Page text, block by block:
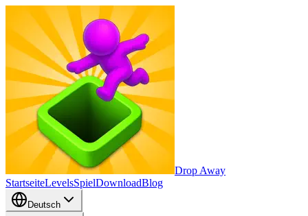
Drop Away
StartseiteLevelsSpielDownloadBlog
Deutsch